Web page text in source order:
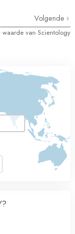
Volgende
waarde van Scientology